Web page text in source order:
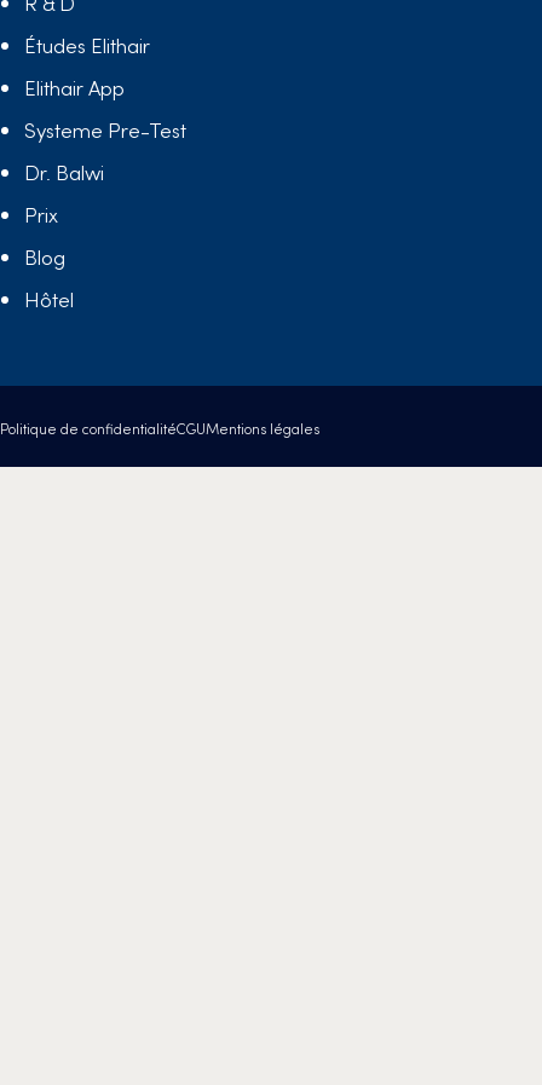
Études Elithair
Elithair App
Systeme Pre-Test
Dr. Balwi
Prix
Blog
Hôtel
Politique de confidentialitéCGUMentions légales